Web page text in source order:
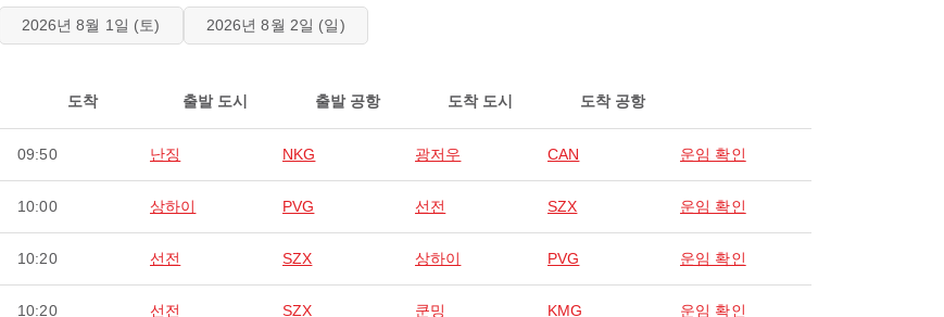
2026년 8월 1일 (토) 2026년 8월 2일 (일)
도착 출발 도시 출발 공항 도착 도시 도착 공항
09:50 난징 NKG 광저우 CAN 운임 확인
10:00 상하이 PVG 선전 SZX 운임 확인
10:20 선전 SZX 상하이 PVG 운임 확인
10:20 선전 SZX 쿤밍 KMG 운임 확인